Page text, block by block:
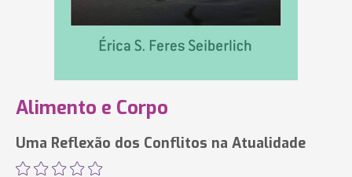
Alimento e Corpo
Uma Reflexão dos Conflitos na Atualidade